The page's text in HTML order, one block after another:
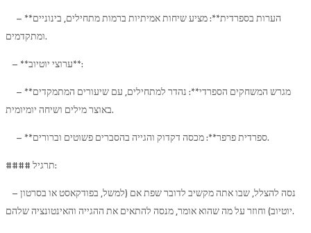
– **הערות בספרדית**: מציע שיחות אמיתיות ברמות מתחילים, בינוניים
ומתקדמים.
– **ערוצי יוטיוב**:
– **מגרש המשחקים הספרדי**: נהדר למתחילים, עם שיעורים המתמקדים
באוצר מילים ושיחה יומיומית.
– **ספרדית פרפר**: מכסה דקדוק והגייה בהסברים פשוטים וברורים.
#### תרגיל:
– נסה להצלל, שבו אתה מקשיב לדובר שפת אם (למשל, בפודקאסט או בסרטון
יוטיוב) וחוזר על מה שהוא אומר, מנסה להתאים את ההגייה והאינטונציה שלהם.